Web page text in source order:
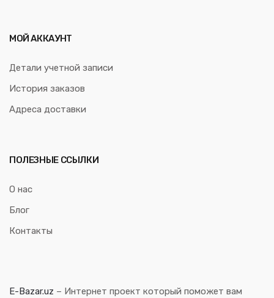
МОЙ АККАУНТ
Детали учетной записи
История заказов
Адреса доставки
ПОЛЕЗНЫЕ ССЫЛКИ
О нас
Блог
Контакты
E-Bazar.uz – Интернет проект который поможет вам